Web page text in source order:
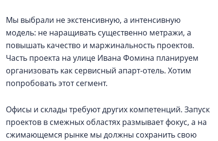
Мы выбрали не экстенсивную, а интенсивную
модель: не наращивать существенно метражи, а
повышать качество и маржинальность проектов.
Часть проекта на улице Ивана Фомина планируем
организовать как сервисный апарт-отель. Хотим
попробовать этот сегмент.
Офисы и склады требуют других компетенций. Запуск
проектов в смежных областях размывает фокус, а на
сжимающемся рынке мы должны сохранить свою